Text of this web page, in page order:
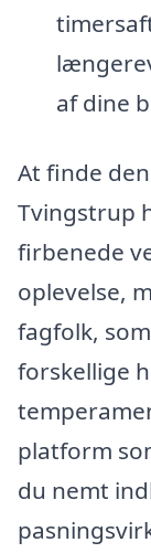
af dine
At finde
Tvingstrup
firbenede
oplevelse,
fagfolk,
forskellige
platform
du nemt